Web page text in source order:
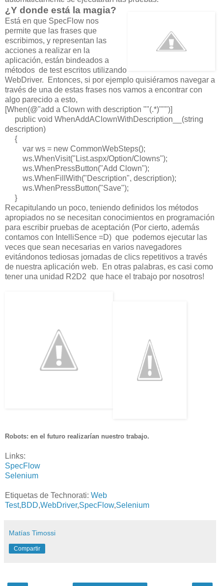
¿Y donde está la magia?
Está en que SpecFlow nos
permite que las frases que
escribimos, y representan las
acciones a realizar en la
aplicación, están bindeados a
métodos de test escritos utilizando
WebDriver. Entonces, si por ejemplo quisiéramos navegar a
través de una de estas frases nos vamos a encontrar con
algo parecido a esto,
[When(@"add a Clown with description ""(.*)""")]
public void WhenAddAClownWithDescription__(string
description)
{
var ws = new CommonWebSteps();
ws.WhenVisit("List.aspx/Option/Clowns");
ws.WhenPressButton("Add Clown");
ws.WhenFillWith("Description", description);
ws.WhenPressButton("Save");
}
Recapitulando un poco, teniendo definidos los métodos
apropiados no se necesitan conocimientos en programación
para escribir pruebas de aceptación (Por cierto, además
contamos con IntelliSence =D) que podemos ejecutar las
veces que sean necesarias en varios navegadores
evitándonos tediosas jornadas de clics repetitivos a través
de nuestra aplicación web. En otras palabras, es casi como
tener una unidad R2D2 que hace el trabajo por nosotros!
Robots: en el futuro realizarían nuestro trabajo.
Links:
SpecFlow
Selenium
Etiquetas de Technorati: Web
Test,BDD,WebDriver,SpecFlow,Selenium
Matías Timossi
Compartir